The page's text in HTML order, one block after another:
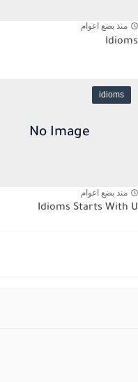
منذ بضع اعوام
Idioms
idioms
منذ بضع اعوام
Idioms Starts With U